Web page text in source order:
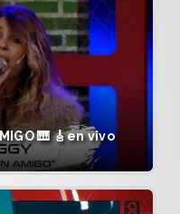
🎹 🎸en vivo